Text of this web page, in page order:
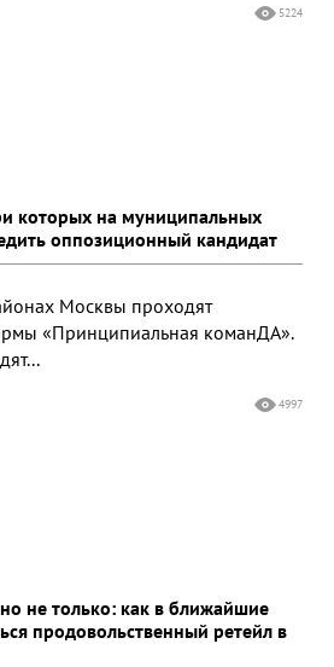
5224
которых на муниципальных
оппозиционный кандидат
Москвы проходят
«Принципиальная команДА».
4997
не только: как в ближайшие
продовольственный ретейл в